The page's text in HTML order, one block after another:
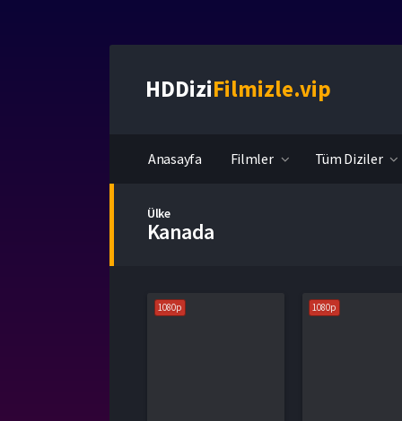
HDDiziFilmizle.vip
Anasayfa Filmler Tüm Diziler
Ülke
Kanada
1080p 1080p